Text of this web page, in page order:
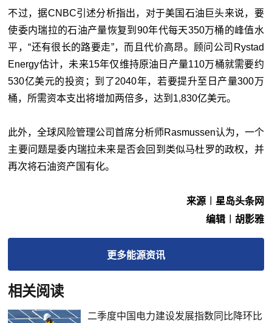
不过，据CNBC引述分析指出，对于美国石油巨头来说，要
使委内瑞拉的石油产量恢复到90年代每天350万桶的峰值水
平，“还有很长的路要走”，而且代价高昂。顾问公司Rystad
Energy估计，未来15年仅维持原油日产量110万桶就需要约
530亿美元的投资；到了2040年，若要提升至日产量300万
桶，所需资本支出将增加两倍多，达到1,830亿美元。
此外，全球风险管理公司首席分析师Rasmussen认为，一个
主要问题是委内瑞拉未来是否会回到类似马杜罗的政权，并
再次将石油资产国有化。
来源︱星岛头条网
编辑︱胡影雅
更多能源资讯
相关阅读
二季度中国电力建设发展指数同比降环比